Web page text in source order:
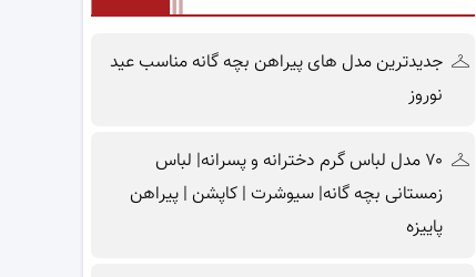
جدیدترین مدل های پیراهن بچه گانه مناسب عید
نوروز
۷۰ مدل لباس گرم دخترانه و پسرانه| لباس
زمستانی بچه گانه| سیوشرت | کاپشن | پیراهن
پاییزه